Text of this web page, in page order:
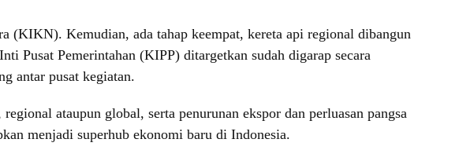
(KIKN). Kemudian, ada tahap keempat, kereta api regional dibangun
Pusat Pemerintahan (KIPP) ditargetkan sudah digarap secara
antar pusat kegiatan.
ataupun global, serta penurunan ekspor dan perluasan pangsa
menjadi superhub ekonomi baru di Indonesia.